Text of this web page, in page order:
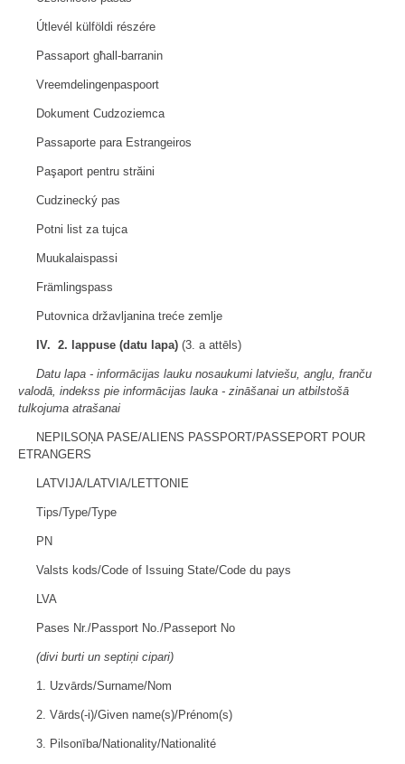
Útlevél külföldi részére
Passaport għall-barranin
Vreemdelingenpaspoort
Dokument Cudzoziemca
Passaporte para Estrangeiros
Paşaport pentru străini
Cudzinecký pas
Potni list za tujca
Muukalaispassi
Främlingspass
Putovnica državljanina treće zemlje
IV. 2. lappuse (datu lapa) (3. a attēls)
Datu lapa - informācijas lauku nosaukumi latviešu, angļu, franču
valodā, indekss pie informācijas lauka - zināšanai un atbilstošā
tulkojuma atrašanai
NEPILSOŅA PASE/ALIENS PASSPORT/PASSEPORT POUR
ETRANGERS
LATVIJA/LATVIA/LETTONIE
Tips/Type/Type
PN
Valsts kods/Code of Issuing State/Code du pays
LVA
Pases Nr./Passport No./Passeport No
(divi burti un septiņi cipari)
1. Uzvārds/Surname/Nom
2. Vārds(-i)/Given name(s)/Prénom(s)
3. Pilsonība/Nationality/Nationalité